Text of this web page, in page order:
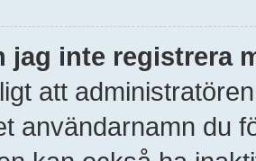
jag inte registrera
att
användarnamn du